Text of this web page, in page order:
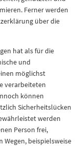
Ferner werden
über die
hat als für die
und
möglichst
verarbeiteten
können
Sicherheitslücken
werden
Person frei,
beispielsweise